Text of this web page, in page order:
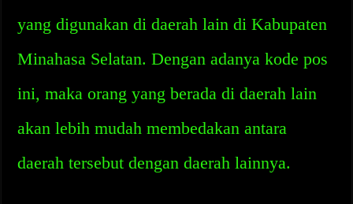
yang digunakan di daerah lain di Kabupaten
Minahasa Selatan. Dengan adanya kode pos
ini, maka orang yang berada di daerah lain
akan lebih mudah membedakan antara
daerah tersebut dengan daerah lainnya.